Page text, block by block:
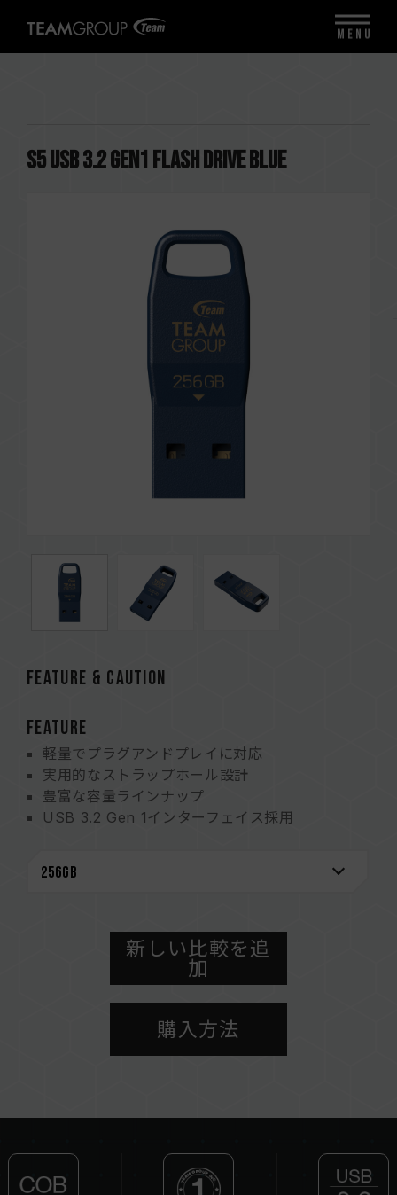
S5 USB 3.2 Gen1 FLASH DRIVE BLUE
FEATURE & CAUTION
FEATURE
軽量でプラグアンドプレイに対応
実用的なストラップホール設計
豊富な容量ラインナップ
USB 3.2 Gen 1インターフェイス採用
新しい比較を追
加
購入方法
MENU